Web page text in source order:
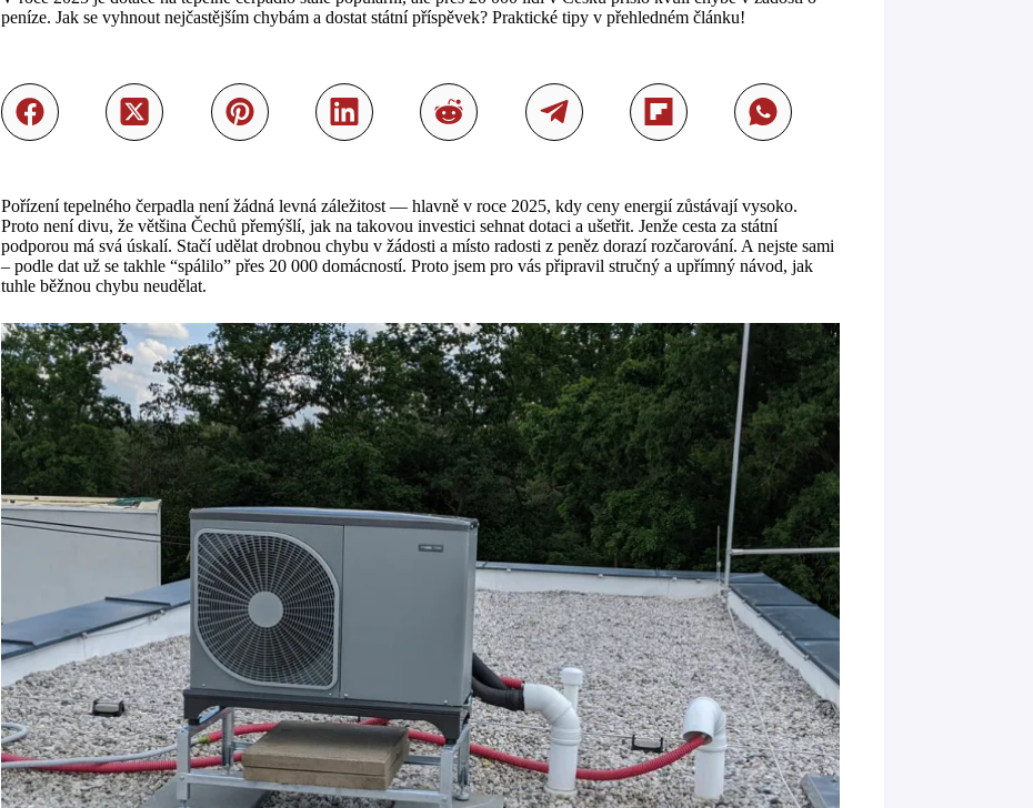
peníze. Jak se vyhnout nejčastějším chybám a dostat státní příspěvek? Praktické tipy v přehledném článku!
Pořízení tepelného čerpadla není žádná levná záležitost — hlavně v roce 2025, kdy ceny energií zůstávají vysoko.
Proto není divu, že většina Čechů přemýšlí, jak na takovou investici sehnat dotaci a ušetřit. Jenže cesta za státní
podporou má svá úskalí. Stačí udělat drobnou chybu v žádosti a místo radosti z peněz dorazí rozčarování. A nejste sami
– podle dat už se takhle “spálilo” přes 20 000 domácností. Proto jsem pro vás připravil stručný a upřímný návod, jak
tuhle běžnou chybu neudělat.